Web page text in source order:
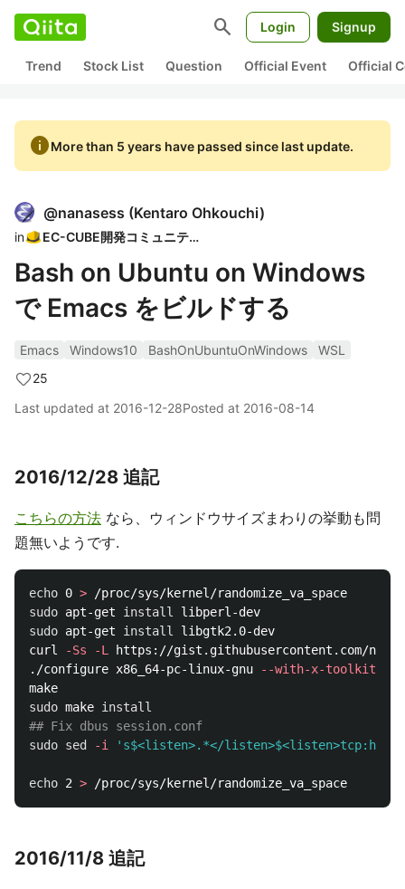
search Login Signup
Trend Stock List Question Official Event Official
infoMore than 5 years have passed since last update.
@nanasess (Kentaro Ohkouchi)
in EC-CUBE開発コミュニティ
Bash on Ubuntu on Windows
で Emacs をビルドする
Emacs Windows10 BashOnUbuntuOnWindows
WSL
25
Last updated at 2016-12-28Posted at 2016-08-14
2016/12/28 追記
こちらの方法 なら、ウィンドウサイズまわりの挙動も問
題無いようです.
echo 0 >
sudo apt-get install
sudo apt-get install libgtk2.0-dev
curl
-Ss -L
https://gist.githubusercontent.com/
./configure x86_64-pc-linux-gnu
--with-x-toolkit
sudo make install
## Fix dbus session.conf
sudo sed
-i 's$<listen>.*</
echo 2 >
2016/11/8 追記